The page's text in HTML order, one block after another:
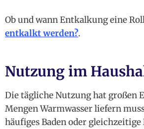
Ob und wann Entkalkung eine
entkalkt werden?.
Nutzung im
Die tägliche Nutzung hat großen
Mengen Warmwasser liefern
häufiges Baden oder